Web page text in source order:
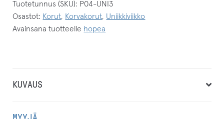
Tuotetunnus (SKU): P04-UNI3
Osastot: Korut, Korvakorut, Uniikkiviikko
Avainsana tuotteelle hopea
KUVAUS